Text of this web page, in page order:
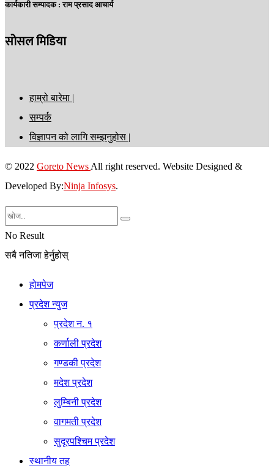
कार्यकारी सम्पादक : राम प्रसाद आचार्य
सोसल मिडिया
हाम्रो बारेमा |
सम्पर्क
विज्ञापन को लागि सम्झनुहोस |
© 2022 Goreto News All right reserved. Website Designed &
Developed By:Ninja Infosys.
No Result
सबै नतिजा हेर्नुहोस्
होमपेज
प्रदेश न्युज
प्रदेश न. १
कर्णाली प्रदेश
गण्डकी प्रदेश
मदेश प्रदेश
लुम्बिनी प्रदेश
वागमती प्रदेश
सुदूरपश्चिम प्रदेश
स्थानीय तह